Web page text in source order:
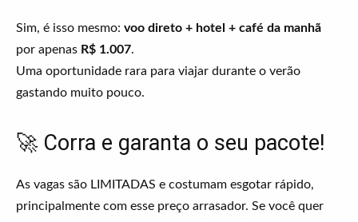
Sim, é isso mesmo: voo direto + hotel + café da manhã
por apenas R$ 1.007.
Uma oportunidade rara para viajar durante o verão
gastando muito pouco.
🚀 Corra e garanta o seu pacote!
As vagas são LIMITADAS e costumam esgotar rápido,
principalmente com esse preço arrasador. Se você quer